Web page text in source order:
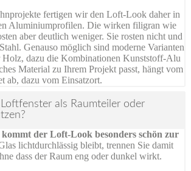
fertigen wir den Loft-Look daher in
Aluminiumprofilen. Die wirken filigran wie
aber deutlich weniger. Sie rosten nicht und
Genauso möglich sind moderne Varianten
Holz, dazu die Kombinationen Kunststoff-Alu
Material zu Ihrem Projekt passt, hängt vom
ab, dazu vom Einsatzort.
als Raumteiler oder
der Loft-Look besonders schön zur
lichtdurchlässig bleibt, trennen Sie damit
dass der Raum eng oder dunkel wirkt.